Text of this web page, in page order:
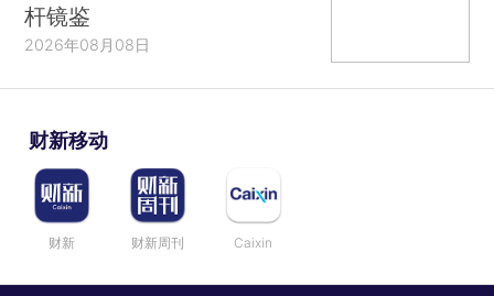
杆镜鉴
2026年08月08日
财新移动
财新 财新周刊 Caixin